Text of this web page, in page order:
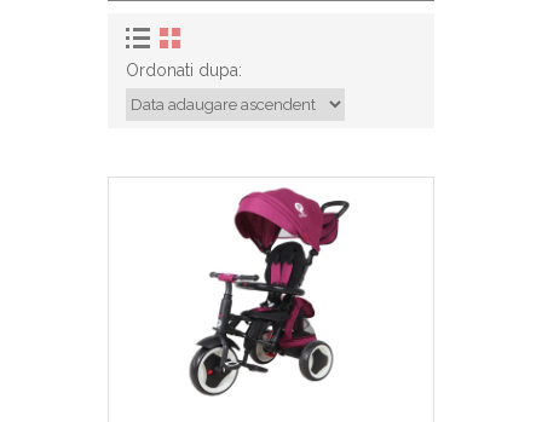
Ordonati dupa: